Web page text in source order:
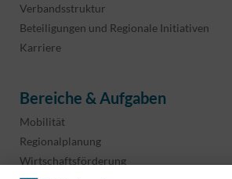
Verbandsstruktur
Beteiligungen und Regionale Initiativen
Karriere
Bereiche & Aufgaben
Mobilität
Regionalplanung
Wirtschaftsförderung